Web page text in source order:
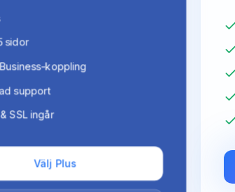
sidor
koppling
support
SSL ingår
Välj Plus